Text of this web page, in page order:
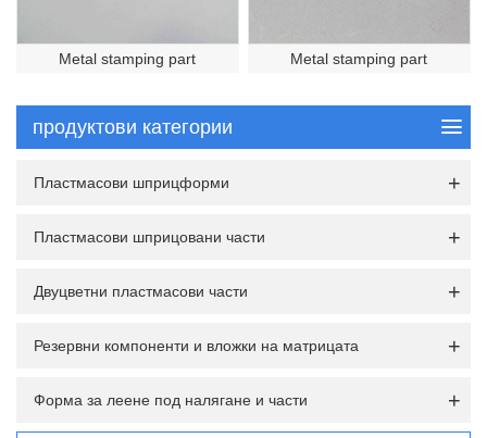
Metal stamping part Metal stamping part
продуктови категории
Пластмасови шприцформи
Пластмасови шприцовани части
Двуцветни пластмасови части
Резервни компоненти и вложки на матрицата
Форма за леене под налягане и части